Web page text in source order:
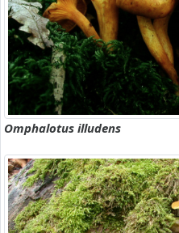
Omphalotus illudens